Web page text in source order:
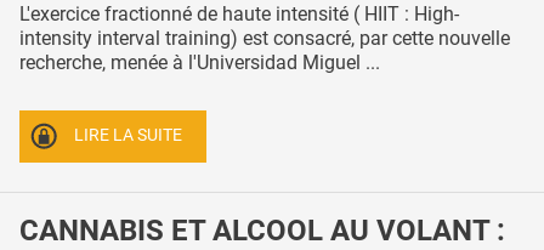
L'exercice fractionné de haute intensité ( HIIT : High-
intensity interval training) est consacré, par cette nouvelle
recherche, menée à l'Universidad Miguel ...
LIRE LA SUITE
CANNABIS ET ALCOOL AU VOLANT :